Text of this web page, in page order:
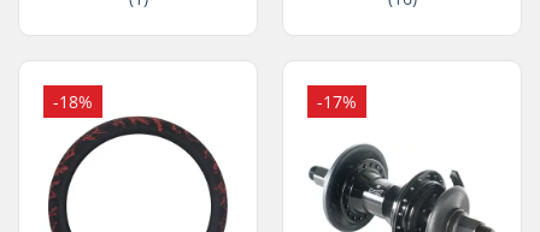
-18% -17%